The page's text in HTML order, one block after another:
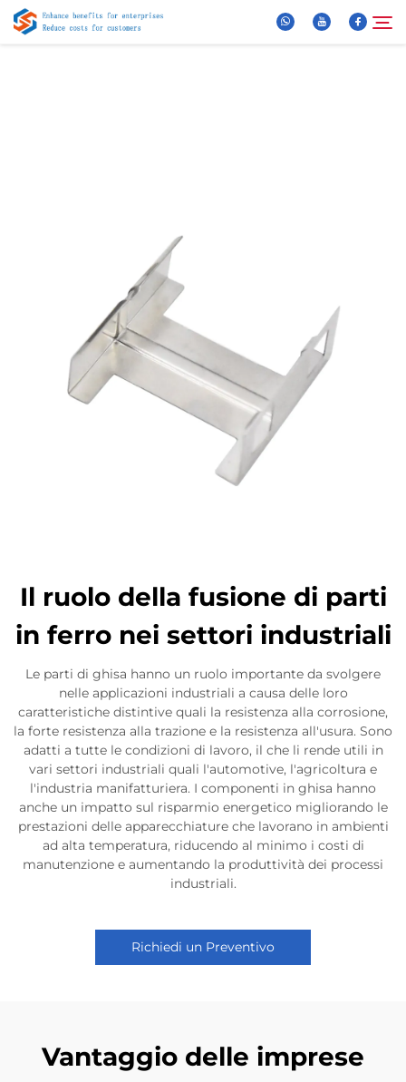
Contattaci
Il ruolo della fusione di parti
in ferro nei settori industriali
Le parti di ghisa hanno un ruolo importante da svolgere
nelle applicazioni industriali a causa delle loro
caratteristiche distintive quali la resistenza alla corrosione,
la forte resistenza alla trazione e la resistenza all'usura. Sono
adatti a tutte le condizioni di lavoro, il che li rende utili in
vari settori industriali quali l'automotive, l'agricoltura e
l'industria manifatturiera. I componenti in ghisa hanno
anche un impatto sul risparmio energetico migliorando le
prestazioni delle apparecchiature che lavorano in ambienti
ad alta temperatura, riducendo al minimo i costi di
manutenzione e aumentando la produttività dei processi
industriali.
Richiedi un Preventivo
Vantaggio delle imprese